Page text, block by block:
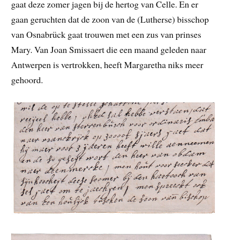
gaat deze zomer jagen bij de hertog van Celle. En er
gaan geruchten dat de zoon van de (Lutherse) bisschop
van Osnabrück gaat trouwen met een zus van prinses
Mary. Van Joan Smissaert die een maand geleden naar
Antwerpen is vertrokken, heeft Margaretha niks meer
gehoord.